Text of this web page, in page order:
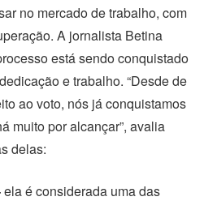
no mercado de trabalho, com
A jornalista Betina
está sendo conquistado
e trabalho. “Desde de
ao voto, nós já conquistamos
muito por alcançar”, avalia
delas:
ela é considerada uma das